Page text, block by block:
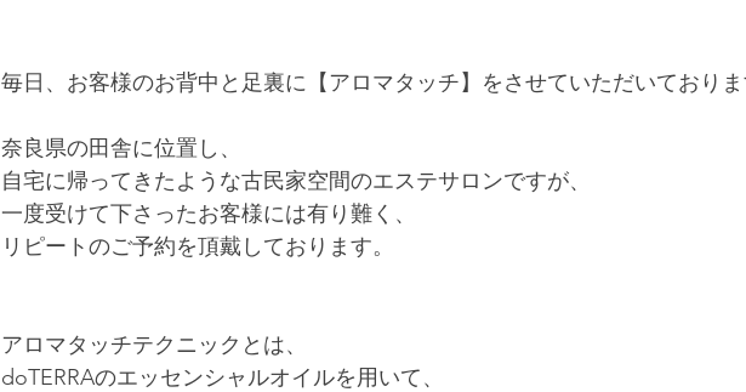
毎日、お客様のお背中と足裏に【アロマタッチ】をさせていただいており
奈良県の田舎に位置し、
自宅に帰ってきたような古民家空間のエステサロンですが、
一度受けて下さったお客様には有り難く、
リピートのご予約を頂戴しております。
アロマタッチテクニックとは、
doTERRAのエッセンシャルオイルを用いて、